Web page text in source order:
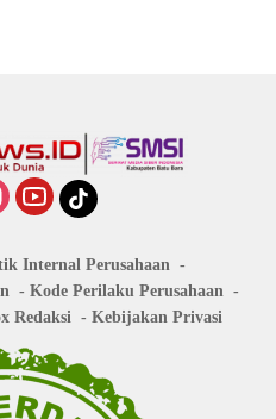
Internal Perusahaan
Kode Perilaku Perusahaan
Redaksi Kebijakan Privasi